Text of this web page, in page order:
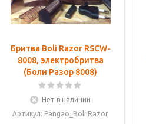
Бритва Boli Razor RSCW-
8008, электробритва
(Боли Разор 8008)
Нет в наличии
Артикул: Pangao_Boli Razor